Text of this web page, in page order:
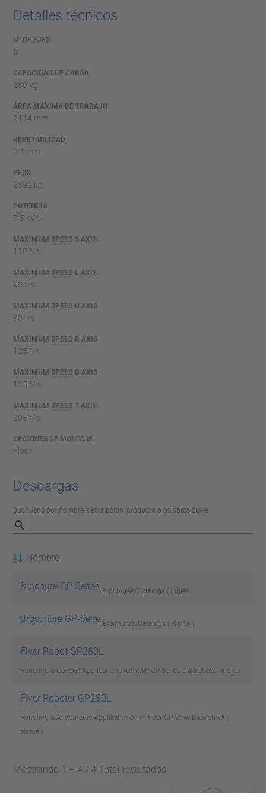
Detalles técnicos
Nº DE EJES
6
CAPACIDAD DE CARGA
280 kg
ÁREA MÁXIMA DE TRABAJO
3114 mm
REPETIBILIDAD
0.1 mm
PESO
2390 kg
POTENCIA
7.5 kVA
MAXIMUM SPEED S AXIS
110 °/s
MAXIMUM SPEED L AXIS
90 °/s
MAXIMUM SPEED U AXIS
90 °/s
MAXIMUM SPEED R AXIS
125 °/s
MAXIMUM SPEED B AXIS
125 °/s
MAXIMUM SPEED T AXIS
205 °/s
OPCIONES DE MONTAJE
Floor
Descargas
Búsqueda por nombre, descripción, producto o palabras clave
Nombre
Brochure GP Series Brochures/Catalogs | inglés
Broschüre GP-Serie Brochures/Catalogs | alemán
Flyer Robot GP280L
Handling & General Applications with the GP Series Data sheet | inglés
Flyer Roboter GP280L
Handling & Allgemeine Applikationen mit der GP-Serie Data sheet |
alemán
Mostrando 1 – 4 / 4 Total resultados